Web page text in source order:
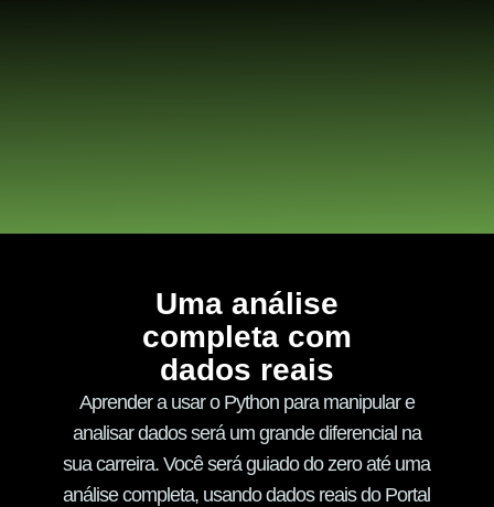
Uma análise
completa com
dados reais
Aprender a usar o Python para manipular e
analisar dados será um grande diferencial na
sua carreira. Você será guiado do zero até uma
análise completa, usando dados reais do Portal